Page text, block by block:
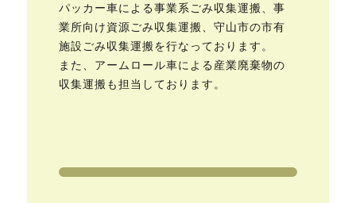
パッカー車による事業系ごみ収集運搬、事
業所向け資源ごみ収集運搬、守山市の市有
施設ごみ収集運搬を行なっております。
また、アームロール車による産業廃棄物の
収集運搬も担当しております。